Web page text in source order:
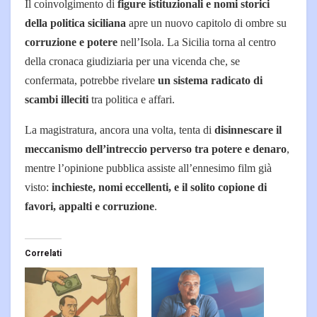
Il coinvolgimento di figure istituzionali e nomi storici
della politica siciliana apre un nuovo capitolo di ombre su
corruzione e potere nell’Isola. La Sicilia torna al centro
della cronaca giudiziaria per una vicenda che, se
confermata, potrebbe rivelare un sistema radicato di
scambi illeciti tra politica e affari.
La magistratura, ancora una volta, tenta di disinnescare il
meccanismo dell’intreccio perverso tra potere e denaro,
mentre l’opinione pubblica assiste all’ennesimo film già
visto: inchieste, nomi eccellenti, e il solito copione di
favori, appalti e corruzione.
Correlati